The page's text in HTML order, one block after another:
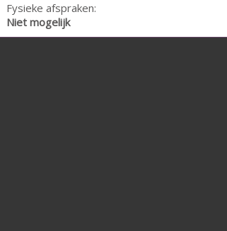
Fysieke afspraken:
Niet mogelijk